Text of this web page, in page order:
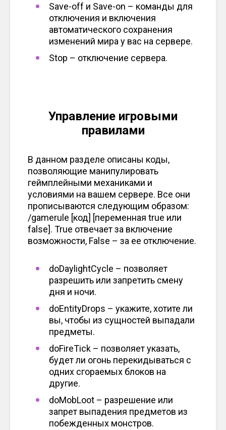
Save-off и Save-on – команды для
отключения и включения
автоматического сохранения
изменений мира у вас на сервере.
Stop – отключение сервера.
Управление игровыми
правилами
В данном разделе описаны коды,
позволяющие манипулировать
геймплейными механиками и
условиями на вашем сервере. Все они
прописываются следующим образом:
/gamerule [код] [переменная true или
false]. True отвечает за включение
возможности, False – за ее отключение.
doDaylightCycle – позволяет
разрешить или запретить смену
дня и ночи.
doEntityDrops – укажите, хотите ли
вы, чтобы из сущностей выпадали
предметы.
doFireTick – позволяет указать,
будет ли огонь перекидываться с
одних сгораемых блоков на
другие.
doMobLoot – разрешение или
запрет выпадения предметов из
побежденных монстров.